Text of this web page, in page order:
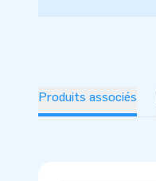
Produits associés